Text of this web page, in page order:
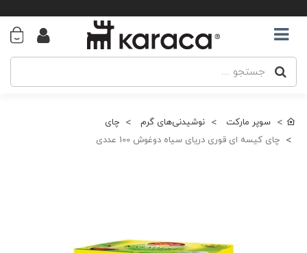
سوپر مارکت نوشیدنی‌های گرم
چای
چای کیسه ای قوری دریای سیاه دوغوش 100 عددی